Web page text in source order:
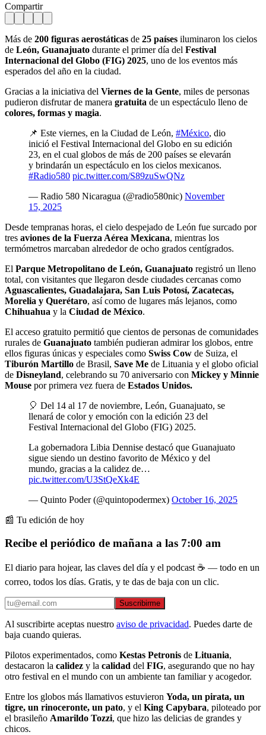
Compartir
Más de 200 figuras aerostáticas de 25 países iluminaron los cielos
de León, Guanajuato durante el primer día del Festival
Internacional del Globo (FIG) 2025, uno de los eventos más
esperados del año en la ciudad.
Gracias a la iniciativa del Viernes de la Gente, miles de personas
pudieron disfrutar de manera gratuita de un espectáculo lleno de
colores, formas y magia.
📌 Este viernes, en la Ciudad de León, #México, dio
inició el Festival Internacional del Globo en su edición
23, en el cual globos de más de 200 países se elevarán
y brindarán un espectáculo en los cielos mexicanos.
#Radio580 pic.twitter.com/S89zuSwQNz
— Radio 580 Nicaragua (@radio580nic) November
15, 2025
Desde tempranas horas, el cielo despejado de León fue surcado por
tres aviones de la Fuerza Aérea Mexicana, mientras los
termómetros marcaban alrededor de ocho grados centígrados.
El Parque Metropolitano de León, Guanajuato registró un lleno
total, con visitantes que llegaron desde ciudades cercanas como
Aguascalientes, Guadalajara, San Luis Potosí, Zacatecas,
Morelia y Querétaro, así como de lugares más lejanos, como
Chihuahua y la Ciudad de México.
El acceso gratuito permitió que cientos de personas de comunidades
rurales de Guanajuato también pudieran admirar los globos, entre
ellos figuras únicas y especiales como Swiss Cow de Suiza, el
Tiburón Martillo de Brasil, Save Me de Lituania y el globo oficial
de Disneyland, celebrando su 70 aniversario con Mickey y Minnie
Mouse por primera vez fuera de Estados Unidos.
🎈 Del 14 al 17 de noviembre, León, Guanajuato, se
llenará de color y emoción con la edición 23 del
Festival Internacional del Globo (FIG) 2025.
La gobernadora Libia Dennise destacó que Guanajuato
sigue siendo un destino favorito de México y del
mundo, gracias a la calidez de…
pic.twitter.com/U3StQeXk4E
— Quinto Poder (@quintopodermex) October 16, 2025
📰 Tu edición de hoy
Recibe el periódico de mañana a las 7:00 am
El diario para hojear, las claves del día y el podcast ☕ — todo en un
correo, todos los días. Gratis, y te das de baja con un clic.
Suscribirme
Al suscribirte aceptas nuestro aviso de privacidad. Puedes darte de
baja cuando quieras.
Pilotos experimentados, como Kestas Petronis de Lituania,
destacaron la calidez y la calidad del FIG, asegurando que no hay
otro festival en el mundo con un ambiente tan familiar y acogedor.
Entre los globos más llamativos estuvieron Yoda, un pirata, un
tigre, un rinoceronte, un pato, y el King Capybara, piloteado por
el brasileño Amarildo Tozzi, que hizo las delicias de grandes y
chicos.